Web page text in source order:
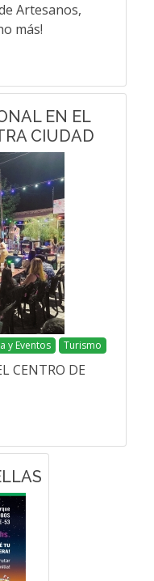
Artesanos,
más!
EN EL
CIUDAD
y Eventos Turismo
CENTRO DE